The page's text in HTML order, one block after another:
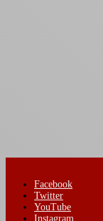
Facebook
Twitter
YouTube
Instagram